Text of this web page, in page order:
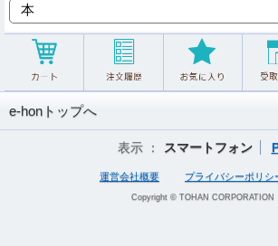
e-honトップへ
表示 ： スマートフォン
運営会社概要 プライバシーポリシ
Copyright © TOHAN CORPORATION